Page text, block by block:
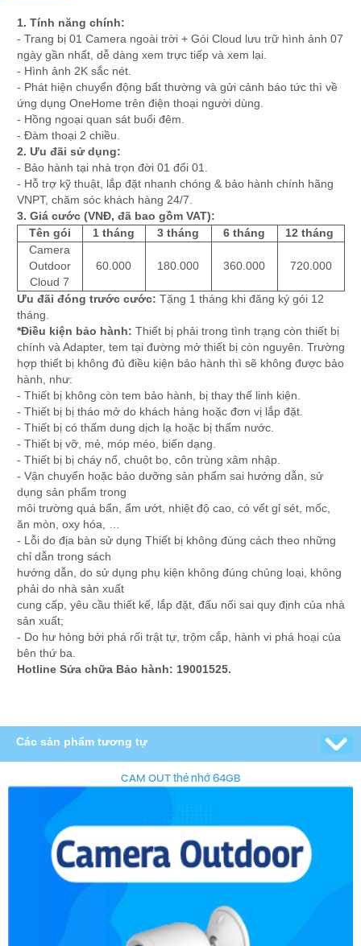
1. Tính năng chính:
- Trang bị 01 Camera ngoài trời + Gói Cloud lưu trữ hình ảnh 07
ngày gần nhất, dễ dàng xem trực tiếp và xem lại.
- Hình ảnh 2K sắc nét.
- Phát hiện chuyển động bất thường và gửi cảnh báo tức thì về
ứng dụng OneHome trên điện thoại người dùng.
- Hồng ngoại quan sát buổi đêm.
- Đàm thoại 2 chiều.
2. Ưu đãi sử dụng:
- Bảo hành tại nhà trọn đời 01 đổi 01.
- Hỗ trợ kỹ thuật, lắp đặt nhanh chóng & bảo hành chính hãng
VNPT, chăm sóc khách hàng 24/7.
3. Giá cước (VNĐ, đã bao gồm VAT):
Tên gói
1 tháng 3 tháng 6 tháng
12 tháng
Camera
Outdoor
Cloud 7
60.000 180.000 360.000 720.000
Ưu đãi đóng trước cước: Tặng 1 tháng khi đăng ký gói 12
tháng.
*Điều kiện bảo hành: Thiết bị phải trong tình trạng còn thiết bị
chính và Adapter, tem tại đường mở thiết bị còn nguyên. Trường
hợp thiết bị không đủ điều kiện bảo hành thì sẽ không được bảo
hành, như:
- Thiết bị không còn tem bảo hành, bị thay thế linh kiện.
- Thiết bị bị tháo mở do khách hàng hoặc đơn vị lắp đặt.
- Thiết bị có thấm dung dịch lạ hoặc bị thấm nước.
- Thiết bị vỡ, mẻ, móp méo, biến dạng.
- Thiết bị bị cháy nổ, chuột bọ, côn trùng xâm nhập.
- Vận chuyển hoặc bảo dưỡng sản phẩm sai hướng dẫn, sử
dụng sản phẩm trong
môi trường quá bẩn, ẩm ướt, nhiệt độ cao, có vết gỉ sét, mốc,
ăn mòn, oxy hóa, …
- Lỗi do địa bàn sử dụng Thiết bị không đúng cách theo những
chỉ dẫn trong sách
hướng dẫn, do sử dụng phụ kiện không đúng chủng loại, không
phải do nhà sản xuất
cung cấp, yêu cầu thiết kế, lắp đặt, đấu nối sai quy định của nhà
sản xuất;
- Do hư hỏng bởi phá rối trật tự, trộm cắp, hành vi phá hoại của
bên thứ ba.
Hotline Sửa chữa Bảo hành: 19001525.
Các sản phẩm tương tự
CAM OUT thẻ nhớ 64GB